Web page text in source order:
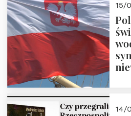
15/
14/